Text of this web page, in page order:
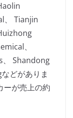
、 Tianjin
、
、 Shandong
どがありま
ーが売上の約